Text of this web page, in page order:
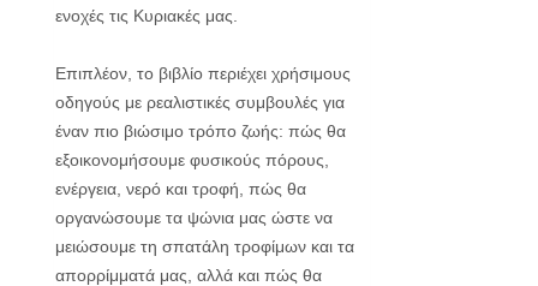
ενοχές τις Κυριακές μας.
Επιπλέον, το βιβλίο περιέχει χρήσιμους
οδηγούς με ρεαλιστικές συμβουλές για
έναν πιο βιώσιμο τρόπο ζωής: πώς θα
εξοικονομήσουμε φυσικούς πόρους,
ενέργεια, νερό και τροφή, πώς θα
οργανώσουμε τα ψώνια μας ώστε να
μειώσουμε τη σπατάλη τροφίμων και τα
απορρίμματά μας, αλλά και πώς θα